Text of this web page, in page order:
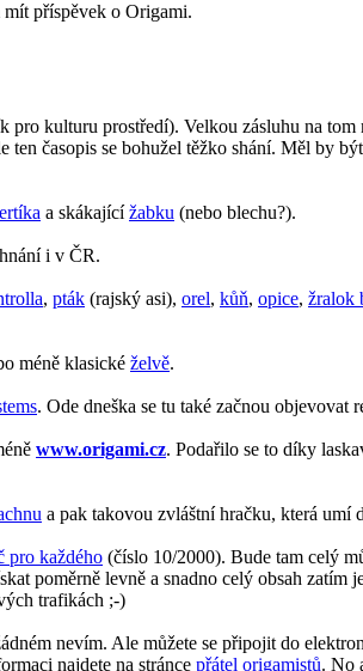
příspěvek o Origami.
pro kulturu prostředí). Velkou zásluhu na
časopis se bohužel těžko shání. Měl by
a skákajícížabku (nebo blechu?).
i v ČR.
, pták (rajský asi), orel, kůň, opice, žralok
méně klasické želvě.
. Ode dneška se tu také začnou objevovat
www.origami.cz. Podařilo se to díky
a pak takovou zvláštní hračku, která umí
pro každého (číslo 10/2000). Bude tam celý
poměrně levně a snadno celý obsah
trafikách ;-)
nevím. Ale můžete se připojit do
najdete na stránce přátel origamistů. No